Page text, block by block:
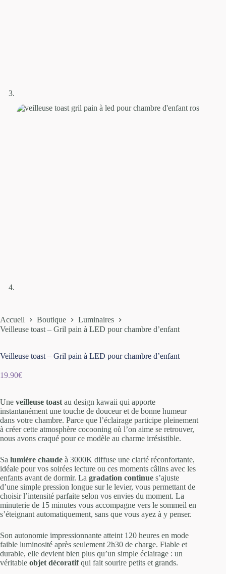
Accueil Boutique
Luminaires
Veilleuse toast – Gril pain à LED pour chambre d’enfant
Veilleuse toast – Gril pain à LED pour chambre d’enfant
19.90€
Une veilleuse toast au design kawaii qui apporte
instantanément une touche de douceur et de bonne humeur
dans votre chambre. Parce que l’éclairage participe pleinement
à créer cette atmosphère cocooning où l’on aime se retrouver,
nous avons craqué pour ce modèle au charme irrésistible.
Sa lumière chaude à 3000K diffuse une clarté réconfortante,
idéale pour vos soirées lecture ou ces moments câlins avec les
enfants avant de dormir. La gradation continue s’ajuste
d’une simple pression longue sur le levier, vous permettant de
choisir l’intensité parfaite selon vos envies du moment. La
minuterie de 15 minutes vous accompagne vers le sommeil en
s’éteignant automatiquement, sans que vous ayez à y penser.
Son autonomie impressionnante atteint 120 heures en mode
faible luminosité après seulement 2h30 de charge. Fiable et
durable, elle devient bien plus qu’un simple éclairage : un
véritable objet décoratifqui fait sourire petits et grands.